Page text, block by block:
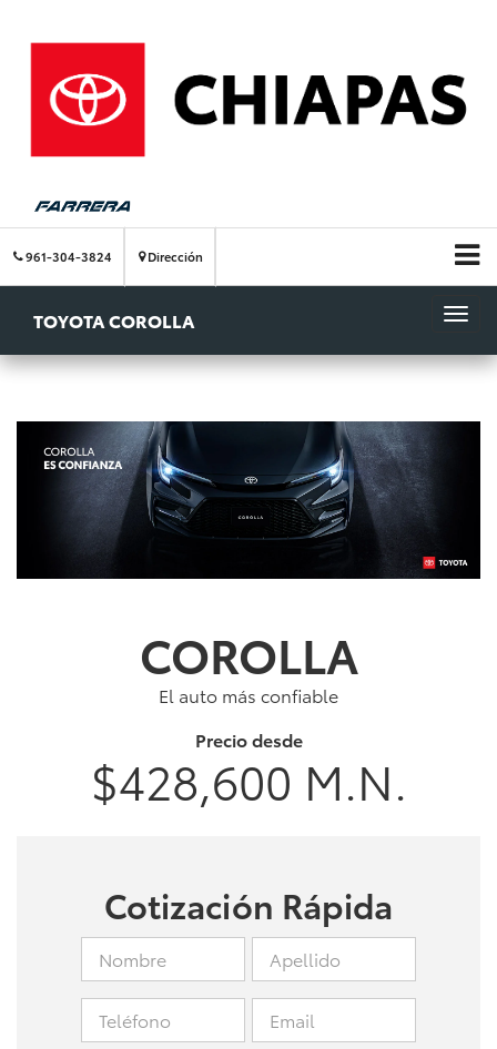
961-304-3824 Dirección
TOYOTA COROLLA
COROLLA
El auto más confiable
Precio desde
$428,600 M.N.
Cotización Rápida